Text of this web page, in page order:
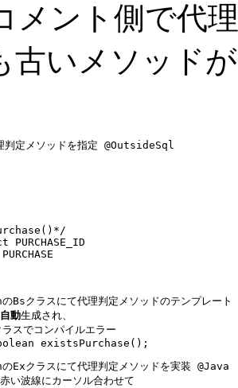
メント側で代
古いメソッド
定メソッドを指定 @OutsideSql
*/
PURCHASE_ID
PURCHASE
クラスにて代理判定メソッドのテンプレート
自動生成され、
スでコンパイルエラー
クラスにて代理判定メソッドを実装 @Java
い波線にカーソル合わせて